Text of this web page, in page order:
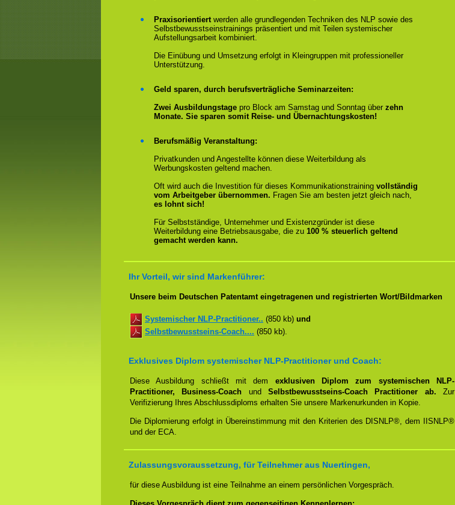
Praxisorientiertwerden alle grundlegenden Techniken des NLP sowie des
Selbstbewusstseinstrainings präsentiert und mit Teilen systemischer
Aufstellungsarbeit kombiniert.
Die Einübung und Umsetzung erfolgt in Kleingruppen mit professioneller
Unterstützung.
Geld sparen, durch berufsverträgliche Seminarzeiten:
Zwei Ausbildungstage pro Block am Samstag und Sonntag über zehn
Monate. Sie sparen somit Reise- und Übernachtungskosten!
Berufsmäßig Veranstaltung:
Privatkunden und Angestellte können diese Weiterbildung als
Werbungskosten geltend machen.
Oft wird auch die Investition für dieses Kommunikationstraining vollständig
vom Arbeitgeber übernommen. Fragen Sie am besten jetzt gleich nach,
es lohnt sich!
Für Selbstständige, Unternehmer und Existenzgründer ist diese
Weiterbildung eine Betriebsausgabe, die zu 100 % steuerlich geltend
gemacht werden kann.
Ihr Vorteil, wir sind Markenführer:
Unsere beim Deutschen Patentamt eingetragenen und registrierten Wort/Bildmarken
Systemischer NLP-Practitioner.. (850 kb) und
Selbstbewusstseins-Coach.... (850 kb).
Exklusives Diplom systemischer NLP-Practitioner und Coach:
Diese Ausbildung schließt mit dem exklusiven Diplom zum systemischen NLP-
Practitioner, Business-Coach undSelbstbewusstseins-Coach Practitioner ab.Zur
Verifizierung Ihres Abschlussdiploms erhalten Sie unsere Markenurkunden in Kopie.
Die Diplomierung erfolgt in Übereinstimmung mit den Kriterien des DISNLP®, dem IISNLP®
und der ECA.
Zulassungsvoraussetzung, für Teilnehmer aus Nuertingen,
für diese Ausbildung ist eine Teilnahme an einem persönlichen Vorgespräch.